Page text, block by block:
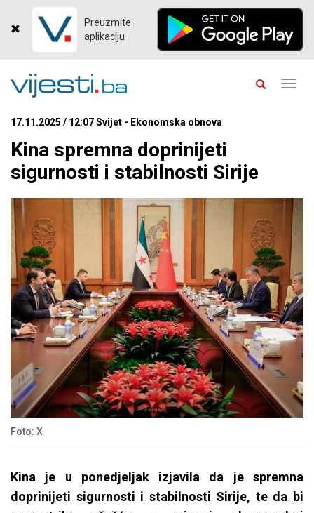
Preuzmite
aplikaciju
17.11.2025 / 12:07 Svijet - Ekonomska obnova
Kina spremna doprinijeti
sigurnosti i stabilnosti Sirije
Foto: X
Kina je u ponedjeljak izjavila da je spremna
doprinijeti sigurnosti i stabilnosti Sirije, te da bi